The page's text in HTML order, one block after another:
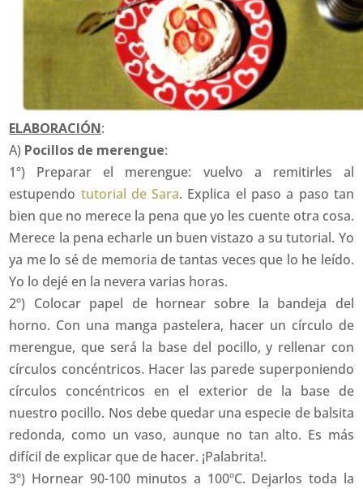
ELABORACIÓN:
A) Pocillos de merengue:
1º) Preparar el merengue: vuelvo a remitirles al
estupendo tutorial de Sara. Explica el paso a paso tan
bien que no merece la pena que yo les cuente otra cosa.
Merece la pena echarle un buen vistazo a su tutorial. Yo
ya me lo sé de memoria de tantas veces que lo he leído.
Yo lo dejé en la nevera varias horas.
2º) Colocar papel de hornear sobre la bandeja del
horno. Con una manga pastelera, hacer un círculo de
merengue, que será la base del pocillo, y rellenar con
círculos concéntricos. Hacer las parede superponiendo
círculos concéntricos en el exterior de la base de
nuestro pocillo. Nos debe quedar una especie de balsita
redonda, como un vaso, aunque no tan alto. Es más
difícil de explicar que de hacer. ¡Palabrita!.
3º) Hornear 90-100 minutos a 100ºC. Dejarlos toda la